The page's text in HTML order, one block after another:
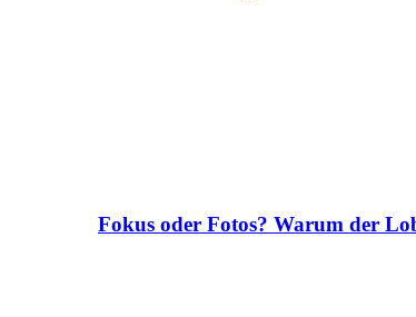
Fokus oder Fotos? Warum der